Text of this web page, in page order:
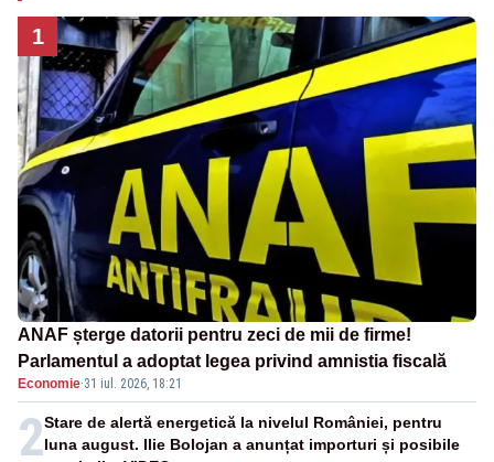
1
ANAF șterge datorii pentru zeci de mii de firme!
Parlamentul a adoptat legea privind amnistia fiscală
Economie·31 iul. 2026, 18:21
2Stare de alertă energetică la nivelul României, pentru
luna august. Ilie Bolojan a anunțat importuri și posibile